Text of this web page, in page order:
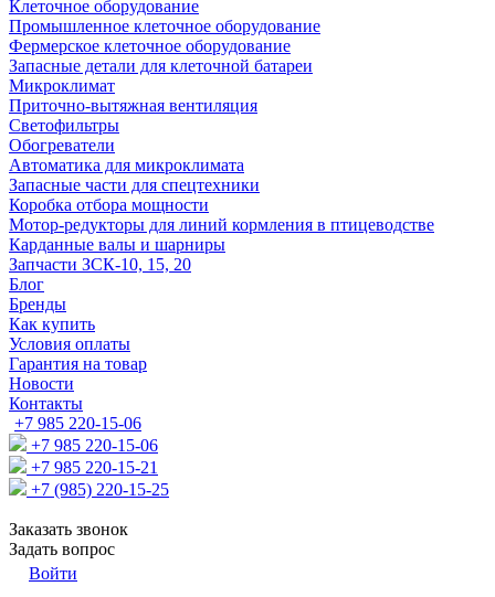
Клеточное оборудование
Промышленное клеточное оборудование
Фермерское клеточное оборудование
Запасные детали для клеточной батареи
Микроклимат
Приточно-вытяжная вентиляция
Светофильтры
Обогреватели
Автоматика для микроклимата
Запасные части для спецтехники
Коробка отбора мощности
Мотор-редукторы для линий кормления в птицеводстве
Карданные валы и шарниры
Запчасти ЗСК-10, 15, 20
Блог
Бренды
Как купить
Условия оплаты
Гарантия на товар
Новости
Контакты
+7 985 220-15-06
+7 985 220-15-06
+7 985 220-15-21
+7 (985) 220-15-25
Заказать звонок
Задать вопрос
Войти